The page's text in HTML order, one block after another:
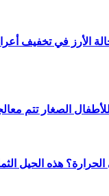
الأرز في تخفيف
هذه الحيل